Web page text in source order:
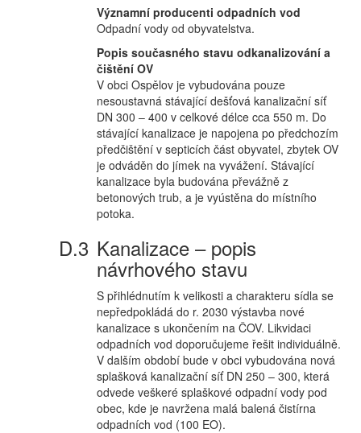
Významní producenti odpadních vod
Odpadní vody od obyvatelstva.
Popis současného stavu odkanalizování a
čištění OV
V obci Ospělov je vybudována pouze
nesoustavná stávající dešťová kanalizační síť
DN 300 – 400 v celkové délce cca 550 m. Do
stávající kanalizace je napojena po předchozím
předčištění v septicích část obyvatel, zbytek OV
je odváděn do jímek na vyvážení. Stávající
kanalizace byla budována převážně z
betonových trub, a je vyústěna do místního
potoka.
Kanalizace – popis
návrhového stavu
S přihlédnutím k velikosti a charakteru sídla se
nepředpokládá do r. 2030 výstavba nové
kanalizace s ukončením na ČOV. Likvidaci
odpadních vod doporučujeme řešit individuálně.
V dalším období bude v obci vybudována nová
splašková kanalizační síť DN 250 – 300, která
odvede veškeré splaškové odpadní vody pod
obec, kde je navržena malá balená čistírna
odpadních vod (100 EO).